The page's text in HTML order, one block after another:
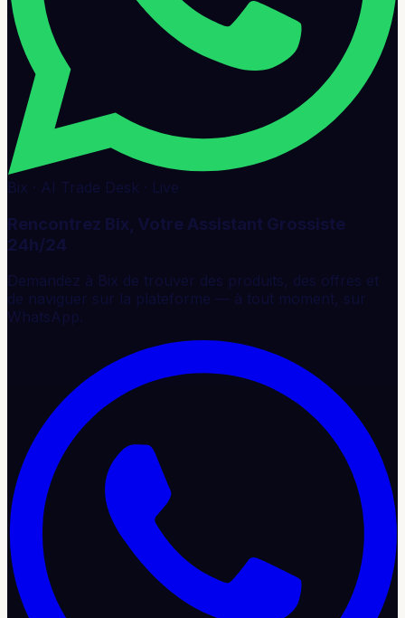
Bix · AI Trade Desk · Live
Rencontrez Bix, Votre Assistant Grossiste
24h/24
Demandez à Bix de trouver des produits, des offres et
de naviguer sur la plateforme — à tout moment, sur
WhatsApp.